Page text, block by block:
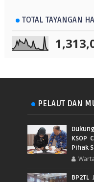
TOTAL TAYANGAN
PELAUT DAN
KSOP
Pihak